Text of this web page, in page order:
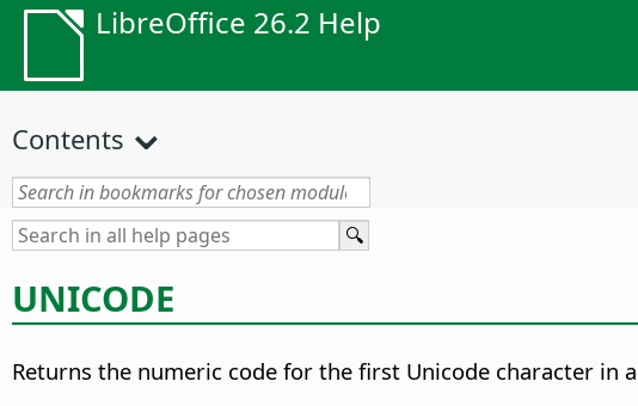
LibreOffice 26.2 Help
Contents
UNICODE
Returns the numeric code for the first Unicode character in